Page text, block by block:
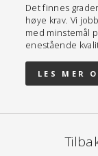
Det finnes
høye krav. Vi
med minstemål
enestående
LES MER